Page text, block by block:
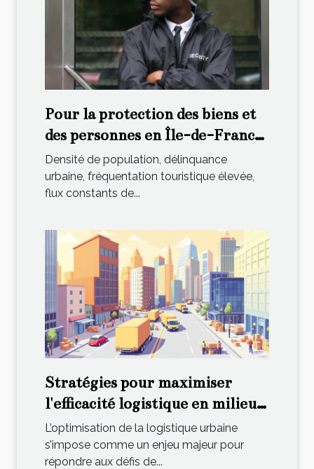
Pour la protection des biens et
des personnes en Île-de-France,
contactez cette agence
spécialisée !
Densité de population, délinquance
urbaine, fréquentation touristique élevée,
flux constants de...
Stratégies pour maximiser
l'efficacité logistique en milieu
urbain
L’optimisation de la logistique urbaine
s’impose comme un enjeu majeur pour
répondre aux défis de...